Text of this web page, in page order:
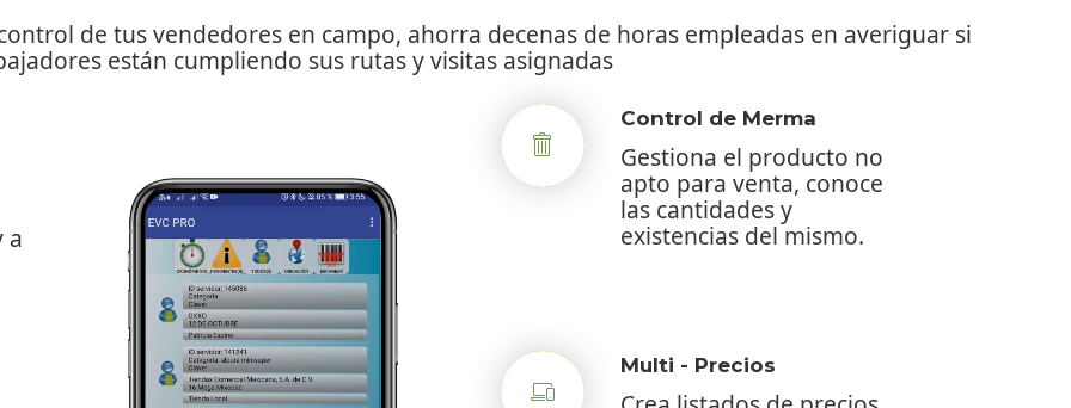
de tus vendedores en campo, ahorra decenas de horas empleadas en averiguar si
están cumpliendo sus rutas y visitas asignadas
a
Control de Merma
Gestiona el producto no
apto para venta, conoce
las cantidades y
existencias del mismo.
Multi - Precios